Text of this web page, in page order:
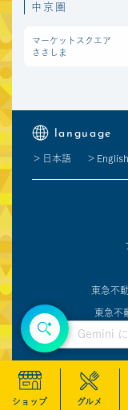
Gemini
中京圏
マーケットスクエア
ささしま
language
日本語 English
東急不
東急不
Copyright ©
ショップ グルメ